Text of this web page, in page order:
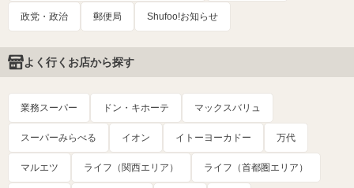
政党・政治 郵便局 Shufoo!お知らせ
よく行くお店から探す
業務スーパー ドン・キホーテ マックスバリュ
スーパーみらべる イオン イトーヨーカドー 万代
マルエツ ライフ（関西エリア） ライフ（首都圏エリア）